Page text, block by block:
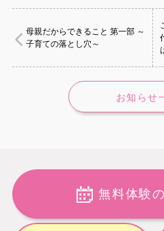
母親だからできること 第一部 ～
子育ての落とし穴～
お知らせ
無料体験